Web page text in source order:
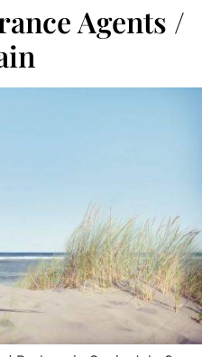
Agents /